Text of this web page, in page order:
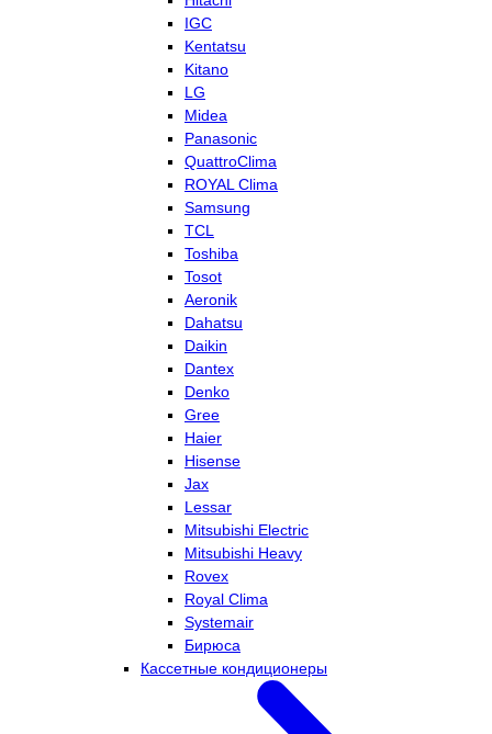
IGC
Kentatsu
Kitano
LG
Midea
Panasonic
QuattroClima
ROYAL Clima
Samsung
TCL
Toshiba
Tosot
Aeronik
Dahatsu
Daikin
Dantex
Denko
Gree
Haier
Hisense
Jax
Lessar
Mitsubishi Electric
Mitsubishi Heavy
Rovex
Royal Clima
Systemair
Бирюса
Кассетные кондиционеры